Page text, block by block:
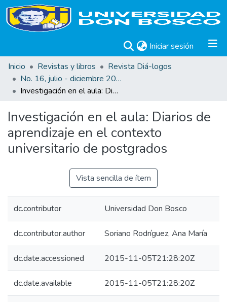
Iniciar sesión (current)
Inicio
Revistas y libros
Revista Diá-logos
No. 16, julio - diciembre 2015
Investigación en el aula: Diarios de aprendizaje en el contexto universitario de postgrados
Investigación en el aula: Diarios de
aprendizaje en el contexto
universitario de postgrados
Vista sencilla de ítem
dc.contributor Universidad Don Bosco
dc.contributor.author Soriano Rodríguez, Ana María
dc.date.accessioned 2015-11-05T21:28:20Z
dc.date.available 2015-11-05T21:28:20Z